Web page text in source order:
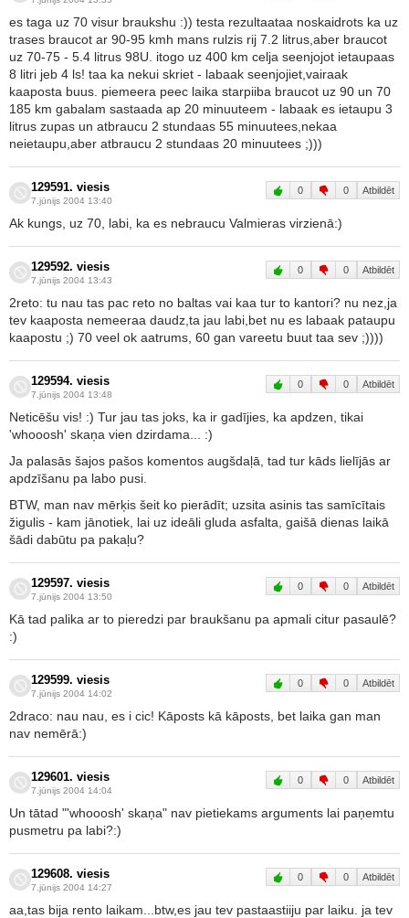
es taga uz 70 visur braukshu :)) testa rezultaataa noskaidrots ka uz
trases braucot ar 90-95 kmh mans rulzis rij 7.2 litrus,aber braucot
uz 70-75 - 5.4 litrus 98U. itogo uz 400 km celja seenjojot ietaupaas
8 litri jeb 4 ls! taa ka nekui skriet - labaak seenjojiet,vairaak
kaaposta buus. piemeera peec laika starpiiba braucot uz 90 un 70
185 km gabalam sastaada ap 20 minuuteem - labaak es ietaupu 3
litrus zupas un atbraucu 2 stundaas 55 minuutees,nekaa
neietaupu,aber atbraucu 2 stundaas 20 minuutees ;)))
129591. viesis
7.jūnijs 2004 13:40
0 0 Atbildēt
Ak kungs, uz 70, labi, ka es nebraucu Valmieras virzienā:)
129592. viesis
7.jūnijs 2004 13:43
0 0 Atbildēt
2reto: tu nau tas pac reto no baltas vai kaa tur to kantori? nu nez,ja
tev kaaposta nemeeraa daudz,ta jau labi,bet nu es labaak pataupu
kaapostu ;) 70 veel ok aatrums, 60 gan vareetu buut taa sev ;))))
129594. viesis
7.jūnijs 2004 13:48
0 0 Atbildēt
Neticēšu vis! :) Tur jau tas joks, ka ir gadījies, ka apdzen, tikai
'whooosh' skaņa vien dzirdama... :)
Ja palasās šajos pašos komentos augšdaļā, tad tur kāds lielījās ar
apdzīšanu pa labo pusi.
BTW, man nav mērķis šeit ko pierādīt; uzsita asinis tas samīcītais
žigulis - kam jānotiek, lai uz ideāli gluda asfalta, gaišā dienas laikā
šādi dabūtu pa pakaļu?
129597. viesis
7.jūnijs 2004 13:50
0 0 Atbildēt
Kā tad palika ar to pieredzi par braukšanu pa apmali citur pasaulē?
:)
129599. viesis
7.jūnijs 2004 14:02
0 0 Atbildēt
2draco: nau nau, es i cic! Kāposts kā kāposts, bet laika gan man
nav nemērā:)
129601. viesis
7.jūnijs 2004 14:04
0 0 Atbildēt
Un tātad "'whooosh' skaņa" nav pietiekams arguments lai paņemtu
pusmetru pa labi?:)
129608. viesis
7.jūnijs 2004 14:27
0 0 Atbildēt
aa,tas bija rento laikam...btw,es jau tev pastaastiiju par laiku. ja tev